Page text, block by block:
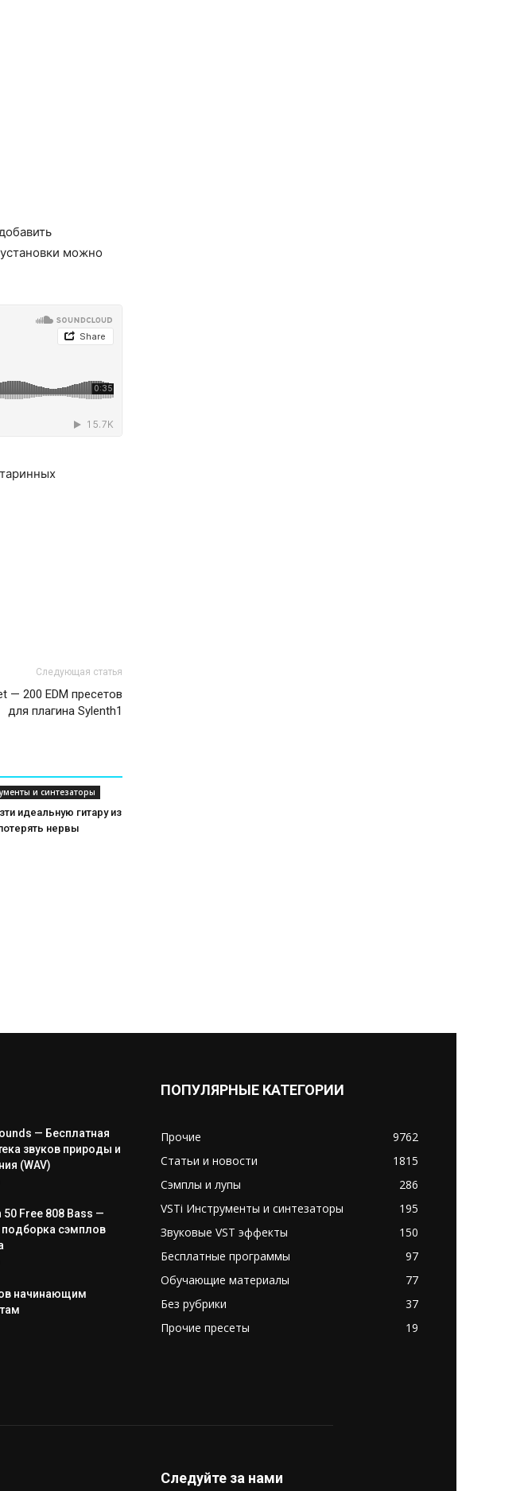
можно
Следующая статья
— 200 EDM пресетов
для плагина Sylenth1
и синтезаторы
идеальную гитару из
нервы
— Бесплатная
звуков природы и
(WAV)
50 Free 808 Bass —
сэмплов
начинающим
ПОПУЛЯРНЫЕ КАТЕГОРИИ
Прочие
9762
Статьи и новости
1815
Сэмплы и лупы
286
VSTi Инструменты и синтезаторы
195
Звуковые VST эффекты
150
Бесплатные программы
97
Обучающие материалы
77
Без рубрики
37
Прочие пресеты
19
Следуйте за нами